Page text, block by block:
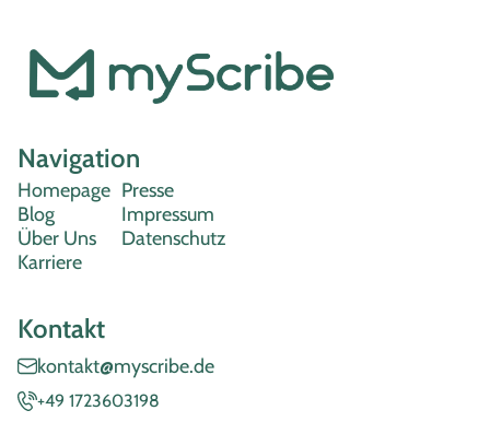
Navigation
Homepage
Blog
Über Uns
Karriere
Presse
Impressum
Datenschutz
Kontakt
kontakt@myscribe.de
+49 1723603198